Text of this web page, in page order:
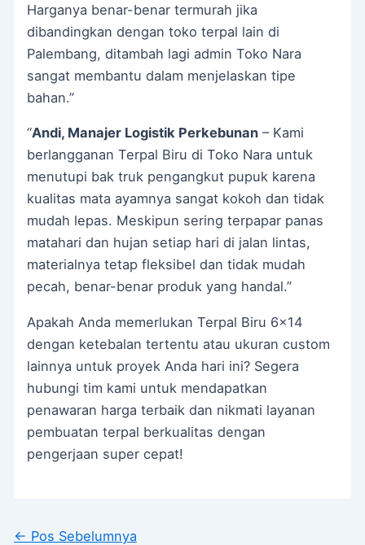
Harganya benar-benar termurah jika
dibandingkan dengan toko terpal lain di
Palembang, ditambah lagi admin Toko Nara
sangat membantu dalam menjelaskan tipe
bahan.”
“Andi, Manajer Logistik Perkebunan – Kami
berlangganan Terpal Biru di Toko Nara untuk
menutupi bak truk pengangkut pupuk karena
kualitas mata ayamnya sangat kokoh dan tidak
mudah lepas. Meskipun sering terpapar panas
matahari dan hujan setiap hari di jalan lintas,
materialnya tetap fleksibel dan tidak mudah
pecah, benar-benar produk yang handal.”
Apakah Anda memerlukan Terpal Biru 6×14
dengan ketebalan tertentu atau ukuran custom
lainnya untuk proyek Anda hari ini? Segera
hubungi tim kami untuk mendapatkan
penawaran harga terbaik dan nikmati layanan
pembuatan terpal berkualitas dengan
pengerjaan super cepat!
← Pos Sebelumnya